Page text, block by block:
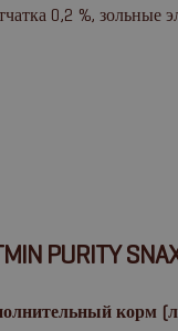
0,2 %, зольные
PURITY
корм